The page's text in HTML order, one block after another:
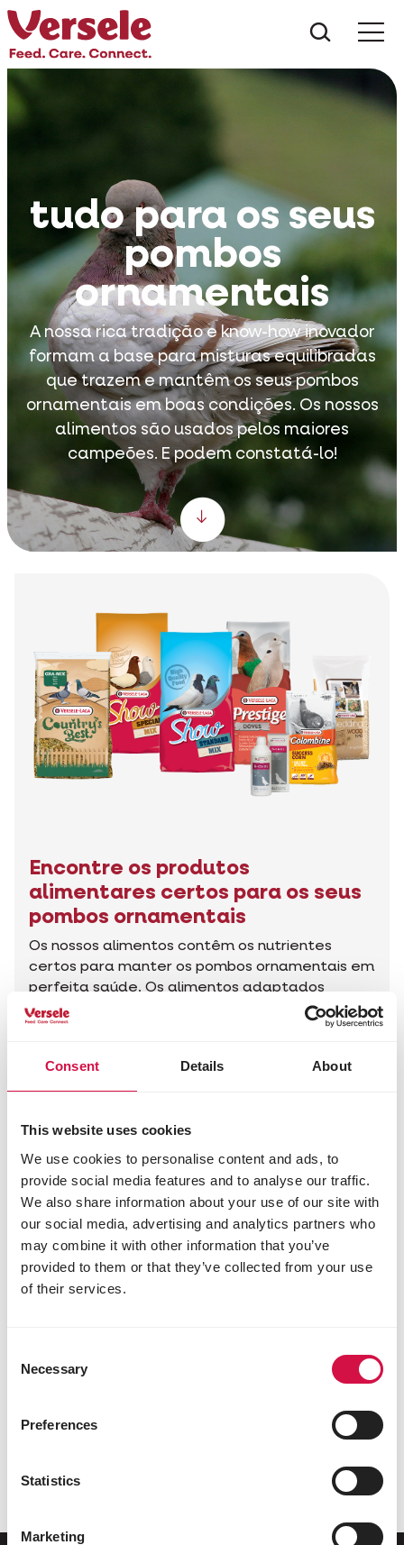
Consent Details About
This website uses cookies
We use cookies to personalise content and ads, to
provide social media features and to analyse our traffic.
We also share information about your use of our site with
our social media, advertising and analytics partners who
may combine it with other information that you’ve
provided to them or that they’ve collected from your use
of their services.
Selection
Necessary
Preferences
Statistics
Marketing
tudo para os seus
pombos
ornamentais
A nossa rica tradição e know-how inovador
formam a base para misturas equilibradas
que trazem e mantêm os seus pombos
ornamentais em boas condições. Os nossos
alimentos são usados pelos maiores
campeões. E podem constatá-lo!
Scroll down
Encontre os produtos
alimentares certos para os seus
pombos ornamentais
Os nossos alimentos contêm os nutrientes
certos para manter os pombos ornamentais em
perfeita saúde. Os alimentos adaptados
asseguram que os seus pombos se mantenham
em forma e ficam bem durante a época da
As nossas marcas Anterior
POMBOS DIVERSOS ANIMAIS
Country's Best